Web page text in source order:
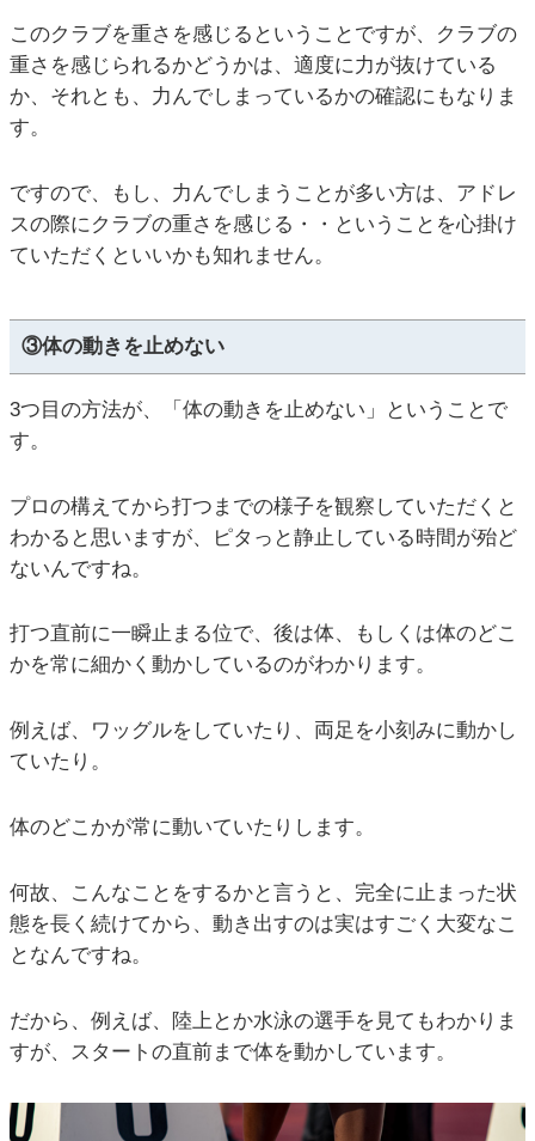
このクラブを重さを感じるということですが、クラブの
重さを感じられるかどうかは、適度に力が抜けている
か、それとも、力んでしまっているかの確認にもなりま
す。
ですので、もし、力んでしまうことが多い方は、アドレ
スの際にクラブの重さを感じる・・ということを心掛け
ていただくといいかも知れません。
③体の動きを止めない
3つ目の方法が、「体の動きを止めない」ということで
す。
プロの構えてから打つまでの様子を観察していただくと
わかると思いますが、ピタっと静止している時間が殆ど
ないんですね。
打つ直前に一瞬止まる位で、後は体、もしくは体のどこ
かを常に細かく動かしているのがわかります。
例えば、ワッグルをしていたり、両足を小刻みに動かし
ていたり。
体のどこかが常に動いていたりします。
何故、こんなことをするかと言うと、完全に止まった状
態を長く続けてから、動き出すのは実はすごく大変なこ
となんですね。
だから、例えば、陸上とか水泳の選手を見てもわかりま
すが、スタートの直前まで体を動かしています。